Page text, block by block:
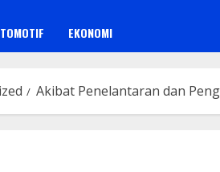
EKONOMI
Akibat Penelantaran dan